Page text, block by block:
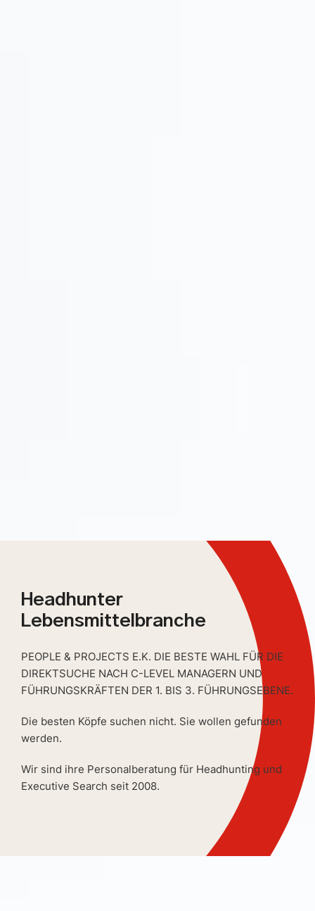
Headhunter
Lebensmittelbranche
PEOPLE & PROJECTS E.K. DIE BESTE WAHL FÜR DIE
DIREKTSUCHE NACH C-LEVEL MANAGERN UND
FÜHRUNGSKRÄFTEN DER 1. BIS 3. FÜHRUNGSEBENE.
Die besten Köpfe suchen nicht. Sie wollen gefunden
werden.
Wir sind ihre Personalberatung für Headhunting und
Executive Search seit 2008.